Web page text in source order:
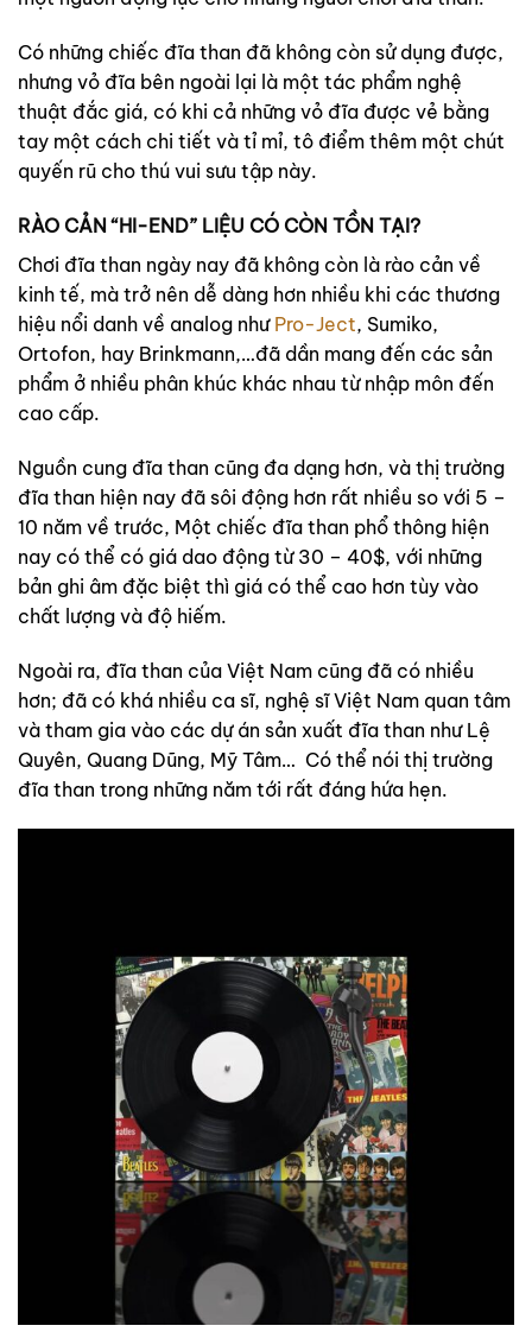
Có những chiếc đĩa than đã không còn sử dụng được,
nhưng vỏ đĩa bên ngoài lại là một tác phẩm nghệ
thuật đắc giá, có khi cả những vỏ đĩa được vẻ bằng
tay một cách chi tiết và tỉ mỉ, tô điểm thêm một chút
quyến rũ cho thú vui sưu tập này.
RÀO CẢN “HI-END” LIỆU CÓ CÒN TỒN TẠI?
Chơi đĩa than ngày nay đã không còn là rào cản về
kinh tế, mà trở nên dễ dàng hơn nhiều khi các thương
hiệu nổi danh về analog như Pro-Ject, Sumiko,
Ortofon, hay Brinkmann,…đã dần mang đến các sản
phẩm ở nhiều phân khúc khác nhau từ nhập môn đến
cao cấp.
Nguồn cung đĩa than cũng đa dạng hơn, và thị trường
đĩa than hiện nay đã sôi động hơn rất nhiều so với 5 –
10 năm về trước, Một chiếc đĩa than phổ thông hiện
nay có thể có giá dao động từ 30 – 40$, với những
bản ghi âm đặc biệt thì giá có thể cao hơn tùy vào
chất lượng và độ hiếm.
Ngoài ra, đĩa than của Việt Nam cũng đã có nhiều
hơn; đã có khá nhiều ca sĩ, nghệ sĩ Việt Nam quan tâm
và tham gia vào các dự án sản xuất đĩa than như Lệ
Quyên, Quang Dũng, Mỹ Tâm… Có thể nói thị trường
đĩa than trong những năm tới rất đáng hứa hẹn.